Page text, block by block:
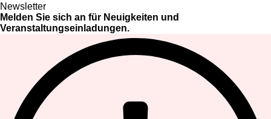
Newsletter
Melden Sie sich an für Neuigkeiten und
Veranstaltungseinladungen.